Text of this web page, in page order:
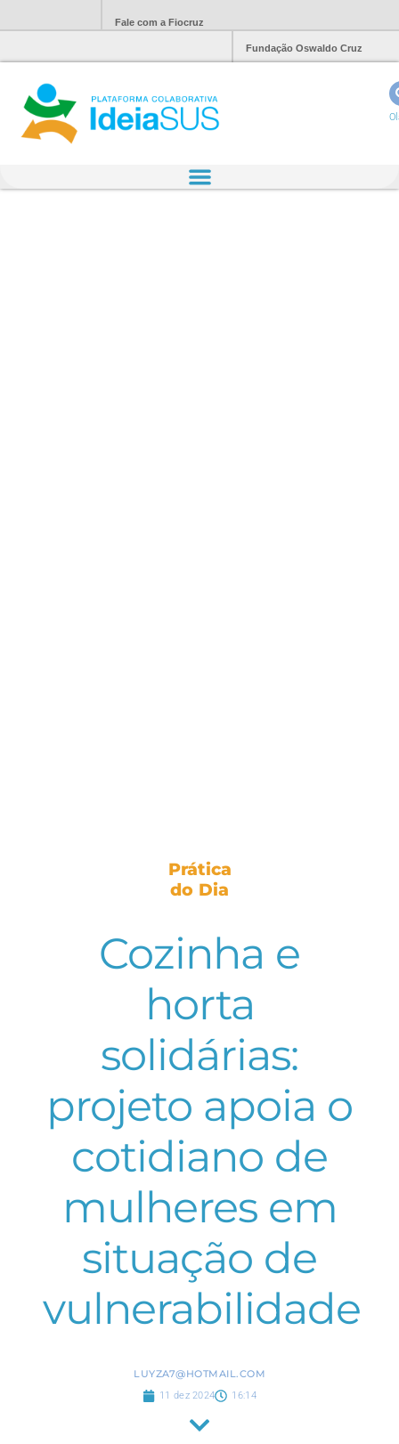
Fale com a Fiocruz
Fundação Oswaldo Cruz
Prática
do Dia
Cozinha e
horta
solidárias:
projeto apoia o
cotidiano de
mulheres em
situação de
vulnerabilidade
LUYZA7@HOTMAIL.COM
11 dez 2024 16:14